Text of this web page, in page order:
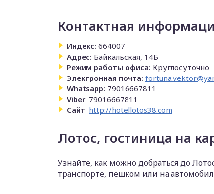
Контактная
Индекс: 664007
Адрес: Байкальская, 14Б
Режим работы офиса: Круглосуточно
Электронная почта:
Whatsapp: 79016667811
Viber: 79016667811
Сайт: http://hotellotos38.com
Лотос, гостиница на
Узнайте, как можно добраться до
транспорте, пешком или на